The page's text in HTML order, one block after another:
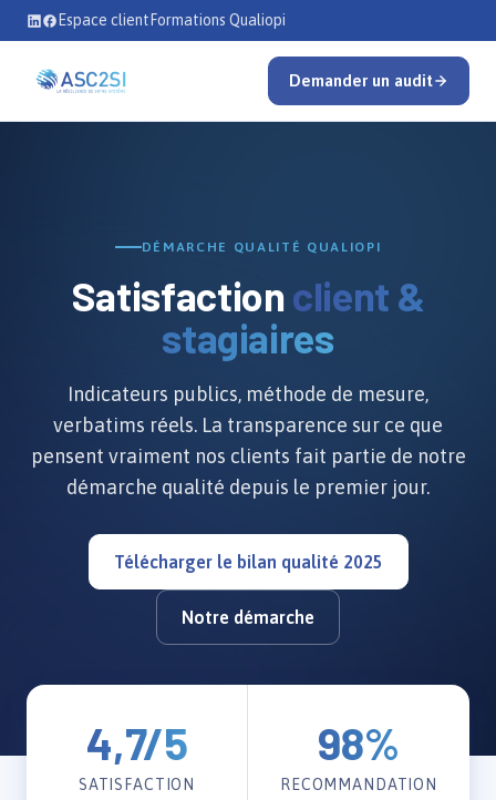
Se rendre au contenu
Espace client Formations Qualiopi
Demander un audit
DÉMARCHE QUALITÉ QUALIOPI
Satisfactionclient &
stagiaires
Indicateurs publics, méthode de mesure,
verbatims réels. La transparence sur ce que
pensent vraiment nos clients fait partie de notre
démarche qualité depuis le premier jour.
Télécharger le bilan qualité 2025
Notre démarche
4,7/5
SATISFACTION
98%
RECOMMANDATION